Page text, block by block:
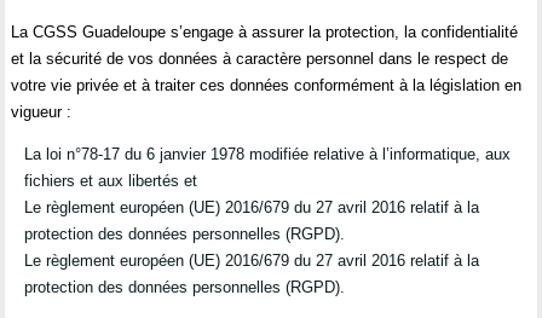
La CGSS Guadeloupe s’engage à assurer la protection, la confidentialité
et la sécurité de vos données à caractère personnel dans le respect de
votre vie privée et à traiter ces données conformément à la législation en
vigueur :
La loi n°78-17 du 6 janvier 1978 modifiée relative à l’informatique, aux
fichiers et aux libertés et
Le règlement européen (UE) 2016/679 du 27 avril 2016 relatif à la
protection des données personnelles (RGPD).
Le règlement européen (UE) 2016/679 du 27 avril 2016 relatif à la
protection des données personnelles (RGPD).